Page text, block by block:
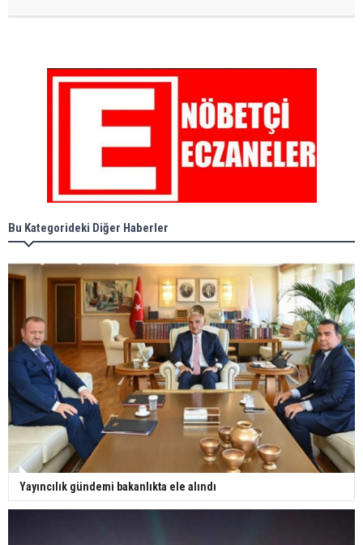
Bu Kategorideki Diğer Haberler
Yayıncılık gündemi bakanlıkta ele alındı